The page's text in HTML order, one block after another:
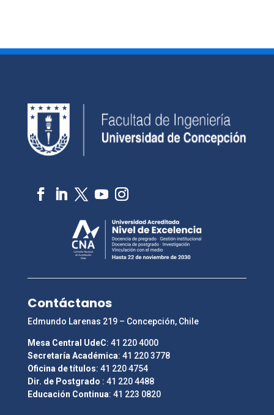
Contáctanos
Edmundo Larenas 219 – Concepción, Chile
Mesa Central UdeC: 41 220 4000
Secretaría Académica: 41 220 3778
Oficina de títulos: 41 220 4754
Dir. de Postgrado : 41 220 4488
Educación Continua: 41 223 0820